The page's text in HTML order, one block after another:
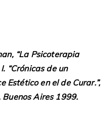
“La Psicoterapia
“Crónicas de un
Estético en el de Curar.”,
Aires 1999.